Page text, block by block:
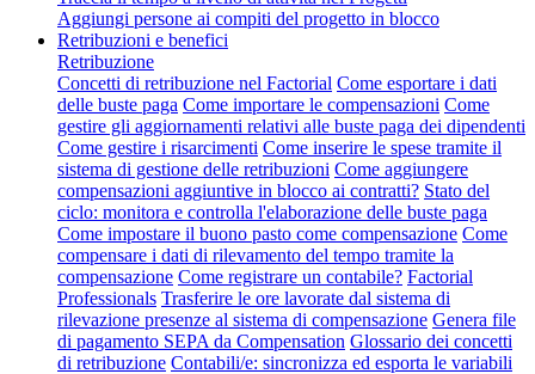
Aggiungi persone ai compiti del progetto in blocco
Retribuzioni e benefici
Retribuzione
Concetti di retribuzione nel Factorial Come esportare i dati
delle buste paga Come importare le compensazioni Come
gestire gli aggiornamenti relativi alle buste paga dei dipendenti
Come gestire i risarcimenti Come inserire le spese tramite il
sistema di gestione delle retribuzioni Come aggiungere
compensazioni aggiuntive in blocco ai contratti? Stato del
ciclo: monitora e controlla l'elaborazione delle buste paga
Come impostare il buono pasto come compensazione Come
compensare i dati di rilevamento del tempo tramite la
compensazione Come registrare un contabile? Factorial
Professionals Trasferire le ore lavorate dal sistema di
rilevazione presenze al sistema di compensazione Genera file
di pagamento SEPA da Compensation Glossario dei concetti
di retribuzione Contabili/e: sincronizza ed esporta le variabili